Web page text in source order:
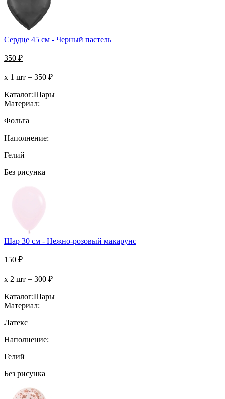
Сердце 45 см - Черный пастель
350 ₽
х 1 шт = 350 ₽
Каталог:Шары
Материал:
Фольга
Наполнение:
Гелий
Без рисунка
Шар 30 см - Нежно-розовый макарунс
150 ₽
х 2 шт = 300 ₽
Каталог:Шары
Материал:
Латекс
Наполнение:
Гелий
Без рисунка